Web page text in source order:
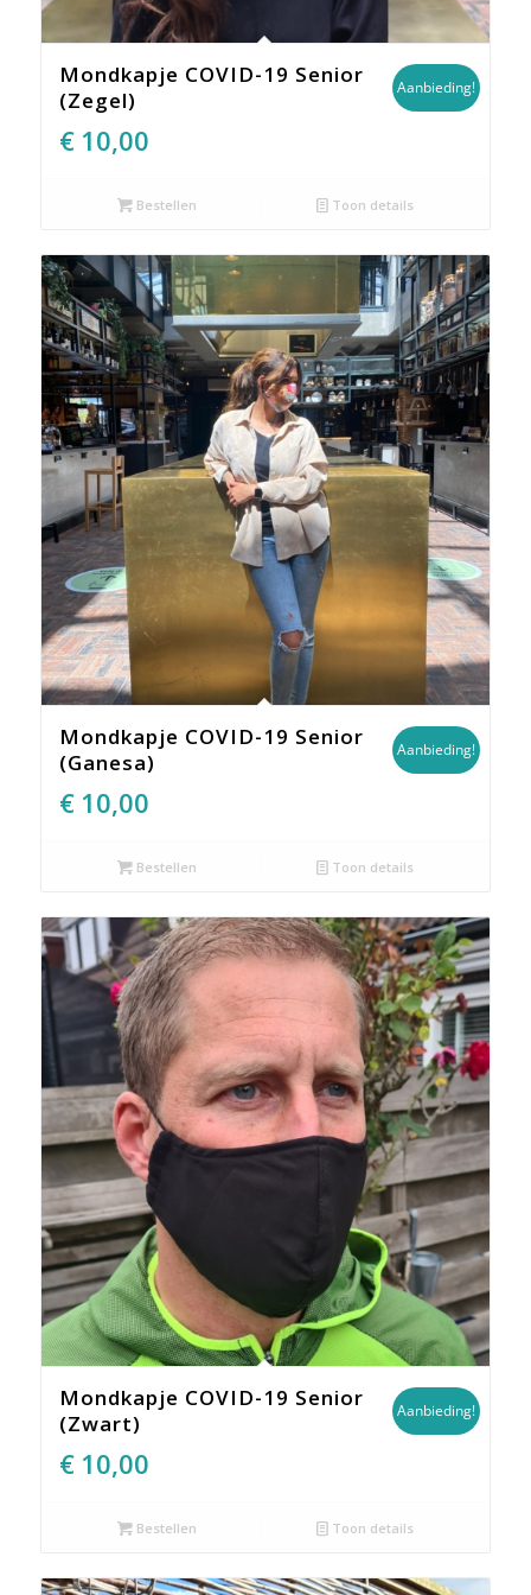
Mondkapje COVID-19 Senior
(Zegel)
Oorspronkelijke
€14,95.
€ 10,00Huidige
is:
Aanbieding!
Bestellen Toon details
Mondkapje COVID-19 Senior
(Ganesa)
Oorspronkelijke
€14,95.
€ 10,00Huidige
is:
Aanbieding!
Bestellen Toon details
Mondkapje COVID-19 Senior
(Zwart)
Oorspronkelijke
€14,95.
€ 10,00Huidige
is:
Aanbieding!
Bestellen Toon details